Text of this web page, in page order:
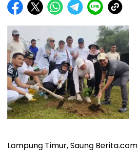
Lampung Timur, Saung Berita.com